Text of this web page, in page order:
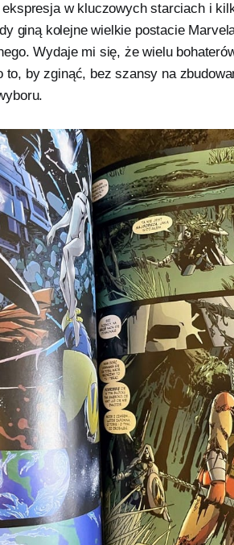
w kluczowych starciach i
giną kolejne wielkie postacie
Wydaje mi się, że wielu
to, by zginąć, bez szansy na